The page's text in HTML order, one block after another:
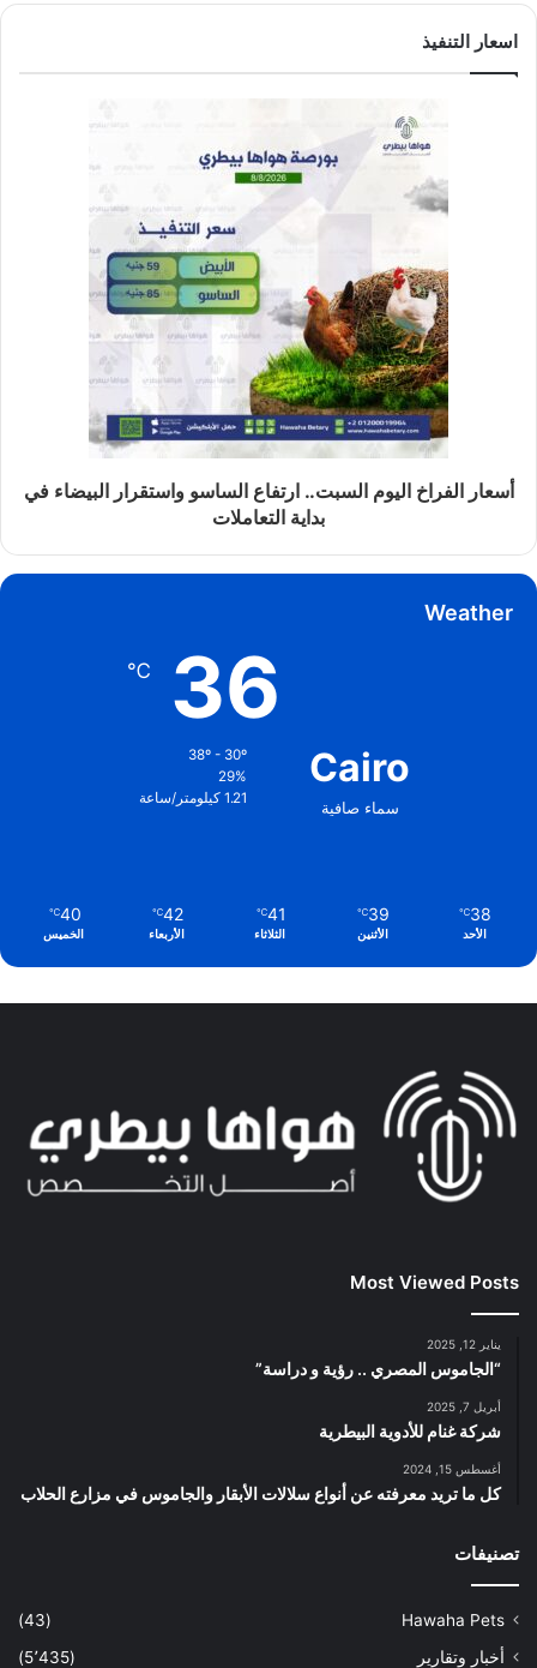
اسعار التنفيذ
أسعار الفراخ اليوم السبت.. ارتفاع الساسو واستقرار البيضاء في
بداية التعاملات
Weather
Cairo
سماء صافية
36
℃
29%
1.21 كيلومتر/ساعة
38
℃
الأحد
39
℃
الأثنين
41
℃
الثلاثاء
42
℃
الأربعاء
40
℃
الخميس
Most Viewed Posts
يناير 12, 2025
“الجاموس المصري .. رؤية و دراسة”
أبريل 7, 2025
شركة غنام للأدوية البيطرية
أغسطس 15, 2024
كل ما تريد معرفته عن أنواع سلالات الأبقار والجاموس في مزارع الحلاب
تصنيفات
Hawaha Pets
(43)
أخبار وتقارير
(5٬435)